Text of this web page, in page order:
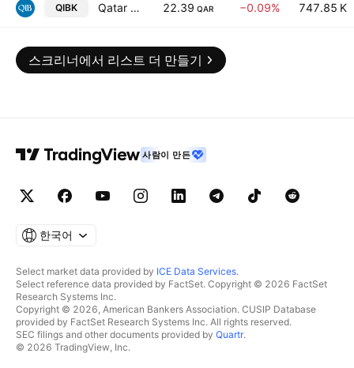
QIBK Qatar Islamic Bank 22.39 QAR −0.09% 747.85 K
스크리너에서 리스트 더 만들기
사람이 만든
한국어
Select market data provided by ICE Data Services.
Select reference data provided by FactSet. Copyright © 2026 FactSet
Research Systems Inc.
Copyright © 2026, American Bankers Association. CUSIP Database
provided by FactSet Research Systems Inc. All rights reserved.
SEC filings and other documents provided by Quartr.
© 2026 TradingView, Inc.